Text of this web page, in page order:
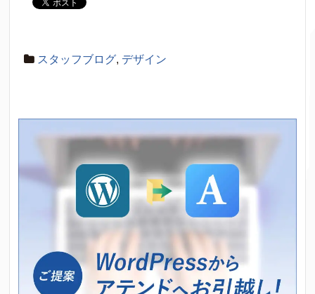
スタッフブログ, デザイン